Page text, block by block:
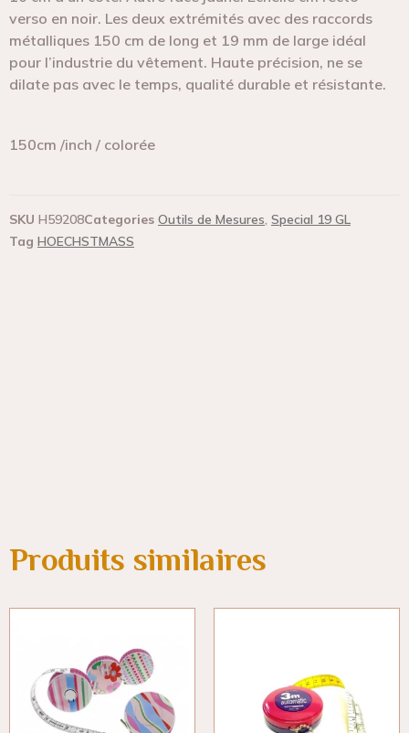
verso en noir. Les deux extrémités avec des raccords
métalliques 150 cm de long et 19 mm de large idéal
pour l’industrie du vêtement. Haute précision, ne se
dilate pas avec le temps, qualité durable et résistante.
150cm /inch / colorée
SKU H59208Categories Outils de Mesures, Special 19 GL
Tag HOECHSTMASS
Produits similaires